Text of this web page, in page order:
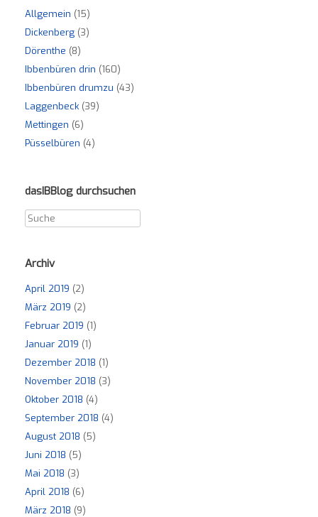
Allgemein (15)
Dickenberg (3)
Dörenthe (8)
Ibbenbüren drin (160)
Ibbenbüren drumzu (43)
Laggenbeck (39)
Mettingen (6)
Püsselbüren (4)
dasIBBlog durchsuchen
Archiv
April 2019 (2)
März 2019 (2)
Februar 2019 (1)
Januar 2019 (1)
Dezember 2018 (1)
November 2018 (3)
Oktober 2018 (4)
September 2018 (4)
August 2018 (5)
Juni 2018 (5)
Mai 2018 (3)
April 2018 (6)
März 2018 (9)